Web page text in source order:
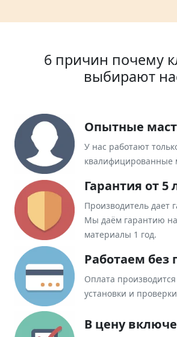
6 причин почему
выбирают
Опытные
У нас работают
квалифицированные
Гарантия от 5
Производитель дает
Мы даём гарантию
материалы 1 год.
Работаем без
Оплата
установки и
В цену